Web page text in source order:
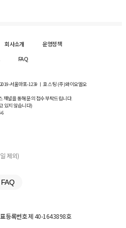
회사소개
운영정책
FAQ
서울마포-1239 ㅣ 호스팅 (주)와이오엘오
채널을 통해 문의 접수 부탁드립니다.
있지 않습니다)
6
제외)
FAQ
등록번호제 40-1643898호